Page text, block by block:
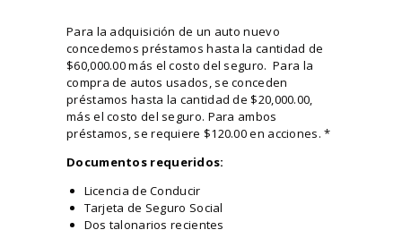
Para la adquisición de un auto nuevo
concedemos préstamos hasta la cantidad de
$60,000.00 más el costo del seguro. Para la
compra de autos usados, se conceden
préstamos hasta la cantidad de $20,000.00,
más el costo del seguro. Para ambos
préstamos, se requiere $120.00 en acciones. *
Documentos requeridos:
Licencia de Conducir
Tarjeta de Seguro Social
Dos talonarios recientes